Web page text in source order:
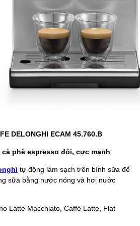
DELONGHI ECAM 45.760.B
phê espresso đôi, cực mạnh
tự động làm sạch trên bình sữa để
sữa bằng nước nóng và hơi nước
Latte Macchiato, Caffé Latte, Flat